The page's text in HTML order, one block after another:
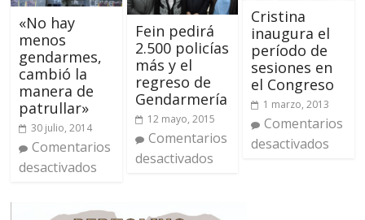
«No hay
menos
gendarmes,
cambió la
manera de
patrullar»
30 julio, 2014
Comentarios
desactivados
Fein pedirá
2.500 policías
más y el
regreso de
Gendarmería
12 mayo, 2015
Comentarios
desactivados
Cristina
inaugura el
período de
sesiones en
el Congreso
1 marzo, 2013
Comentarios
desactivados